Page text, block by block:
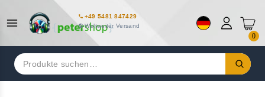
+49 5481 847429
Weltweiter Versand
0
Suchen
nach: